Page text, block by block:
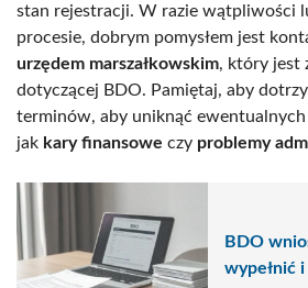
stan rejestracji. W razie wątpliwości
procesie, dobrym pomysłem jest
urzędem marszałkowskim, który jest
dotyczącej BDO. Pamiętaj, aby
terminów, aby uniknąć
jak kary finansowe czy problemy
BDO
wypełnić i